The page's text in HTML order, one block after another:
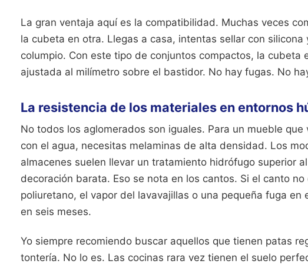
La gran ventaja aquí es la compatibilidad. Muchas veces
la cubeta en otra. Llegas a casa, intentas sellar con silicona
columpio. Con este tipo de conjuntos compactos, la cubeta
ajustada al milímetro sobre el bastidor. No hay fugas. No
La resistencia de los materiales en entornos
No todos los aglomerados son iguales. Para un mueble
con el agua, necesitas melaminas de alta densidad. Los
almacenes suelen llevar un tratamiento hidrófugo superior
decoración barata. Eso se nota en los cantos. Si el canto
poliuretano, el vapor del lavavajillas o una pequeña fuga en
en seis meses.
Yo siempre recomiendo buscar aquellos que tienen patas
tontería. No lo es. Las cocinas rara vez tienen el suelo